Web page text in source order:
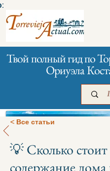
Твой полный гид по
Ориуэла
< Все статьи
💡 Сколько стоит
содержание дома